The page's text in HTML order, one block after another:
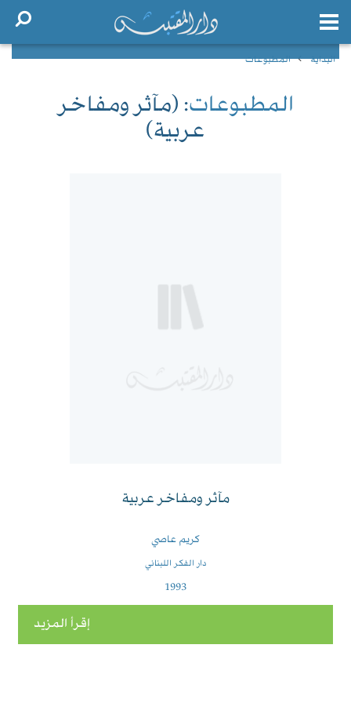
البداية المطبوعات
المطبوعات: (مآثر ومفاخر
عربية)
مآثر ومفاخر عربية
كريم عاصي
دار الفكر اللبناني
1993
إقرأ المزيد